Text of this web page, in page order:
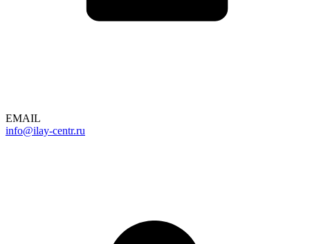
EMAIL
info@ilay-centr.ru